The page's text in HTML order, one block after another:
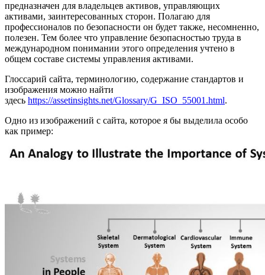
предназначен для владельцев активов, управляющих
активами, заинтересованных сторон. Полагаю для
профессионалов по безопасности он будет также, несомненно,
полезен. Тем более что управление безопасностью труда в
международном понимании этого определения учтено в
общем составе системы управления активами.
Глоссарий сайта, терминологию, содержание стандартов и
изображения можно найти
здесь https://assetinsights.net/Glossary/G_ISO_55001.html.
Одно из изображений с сайта, которое я бы выделила особо
как пример: